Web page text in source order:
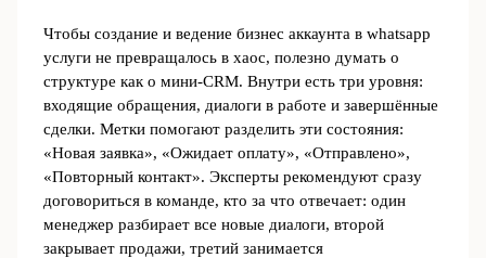
Чтобы создание и ведение бизнес аккаунта в whatsapp
услуги не превращалось в хаос, полезно думать о
структуре как о мини‑CRM. Внутри есть три уровня:
входящие обращения, диалоги в работе и завершённые
сделки. Метки помогают разделить эти состояния:
«Новая заявка», «Ожидает оплату», «Отправлено»,
«Повторный контакт». Эксперты рекомендуют сразу
договориться в команде, кто за что отвечает: один
менеджер разбирает все новые диалоги, второй
закрывает продажи, третий занимается